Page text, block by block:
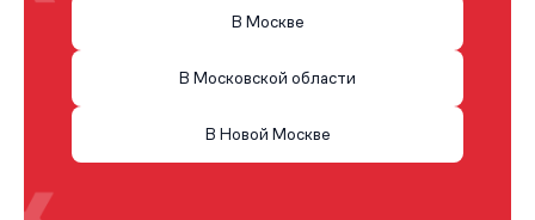
В Москве
В Московской области
В Новой Москве